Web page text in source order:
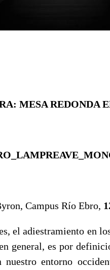
MESA REDONDA
Campus Río Ebro,
el adiestramiento en
general, es por
nuestro entorno